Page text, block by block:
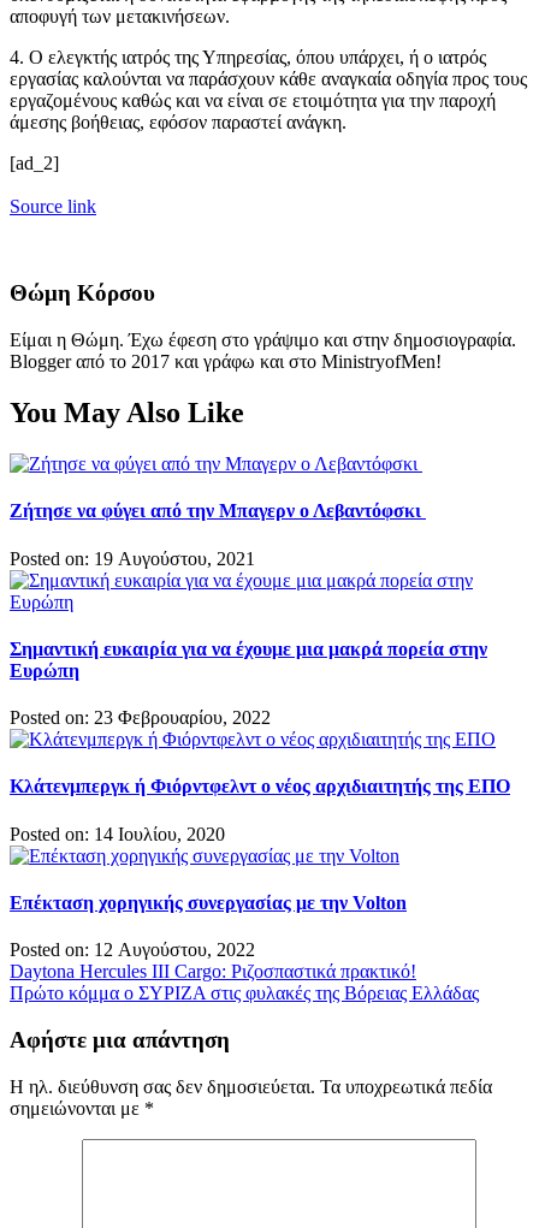
αποφυγή των μετακινήσεων.
4. Ο ελεγκτής ιατρός της Υπηρεσίας, όπου υπάρχει, ή ο ιατρός
εργασίας καλούνται να παράσχουν κάθε αναγκαία οδηγία προς τους
εργαζομένους καθώς και να είναι σε ετοιμότητα για την παροχή
άμεσης βοήθειας, εφόσον παραστεί ανάγκη.
[ad_2]
Source link
Θώμη Κόρσου
Είμαι η Θώμη. Έχω έφεση στο γράψιμο και στην δημοσιογραφία.
Blogger από το 2017 και γράφω και στο MinistryofMen!
You May Also Like
Ζήτησε να φύγει από την Μπαγερν ο Λεβαντόφσκι
Posted on: 19 Αυγούστου, 2021
Σημαντική ευκαιρία για να έχουμε μια μακρά πορεία στην
Ευρώπη
Posted on: 23 Φεβρουαρίου, 2022
Κλάτενμπεργκ ή Φιόρντφελντ ο νέος αρχιδιαιτητής της ΕΠΟ
Posted on: 14 Ιουλίου, 2020
Επέκταση χορηγικής συνεργασίας με την Volton
Posted on: 12 Αυγούστου, 2022
Πλοήγηση
άρθρων
Daytona Hercules III Cargo: Ριζοσπαστικά πρακτικό!
Πρώτο κόμμα ο ΣΥΡΙΖΑ στις φυλακές της Βόρειας Ελλάδας
Αφήστε μια απάντηση
Η ηλ. διεύθυνση σας δεν δημοσιεύεται. Τα υποχρεωτικά πεδία
σημειώνονται με *